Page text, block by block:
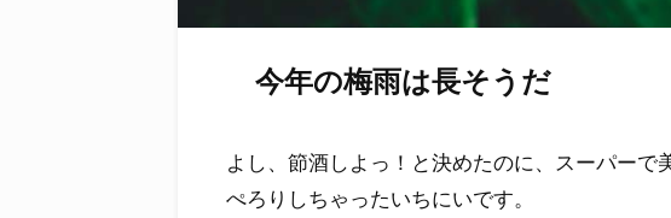
今年の梅雨は長そうだ
よし、節酒しよっ！と決めたのに、スーパー
ぺろりしちゃったいちにいです。